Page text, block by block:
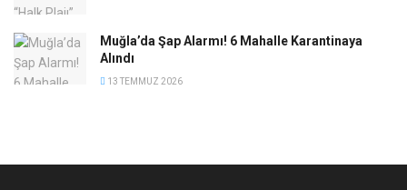
Muğla’da Şap Alarmı! 6 Mahalle Karantinaya
Alındı
13 TEMMUZ 2026